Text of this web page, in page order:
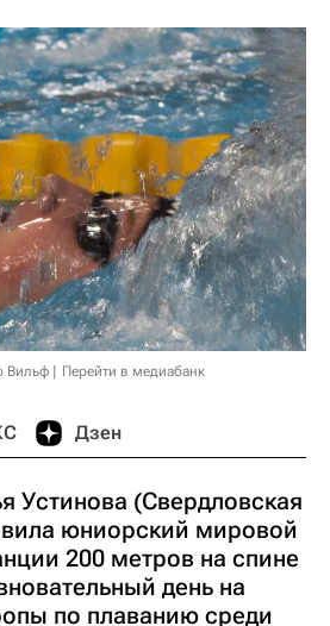
Вильф Перейти в медиабанк
Дзен
Устинова (Свердловская
юниорский мировой
200 метров на спине
день на
по плаванию среди